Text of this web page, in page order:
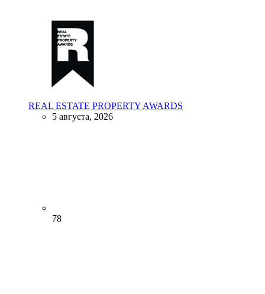
REAL ESTATE PROPERTY AWARDS
5 августа, 2026
78